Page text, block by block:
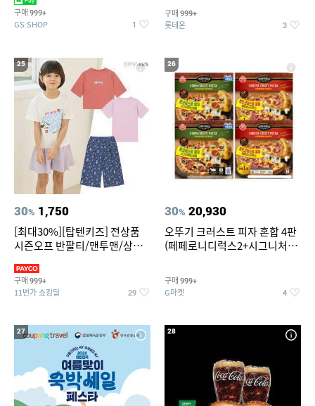
구매 999+
GS SHOP 1
구매 999+
롯데온 3
25
30% 1,750
[최대30%][탑텐키즈] 전상품
시즌오프 반팔티/맨투맨/상하
구매 999+
11번가 쇼킹딜 29
26
30% 20,930
오뚜기 크러스트 피자 혼합 4판
(페페로니디럭스2+시그니처익
구매 999+
G마켓 4
27 28